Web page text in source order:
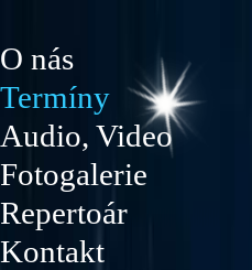
Kontakt
Repertoár
Fotogalerie
Audio, Video
Termíny
O nás